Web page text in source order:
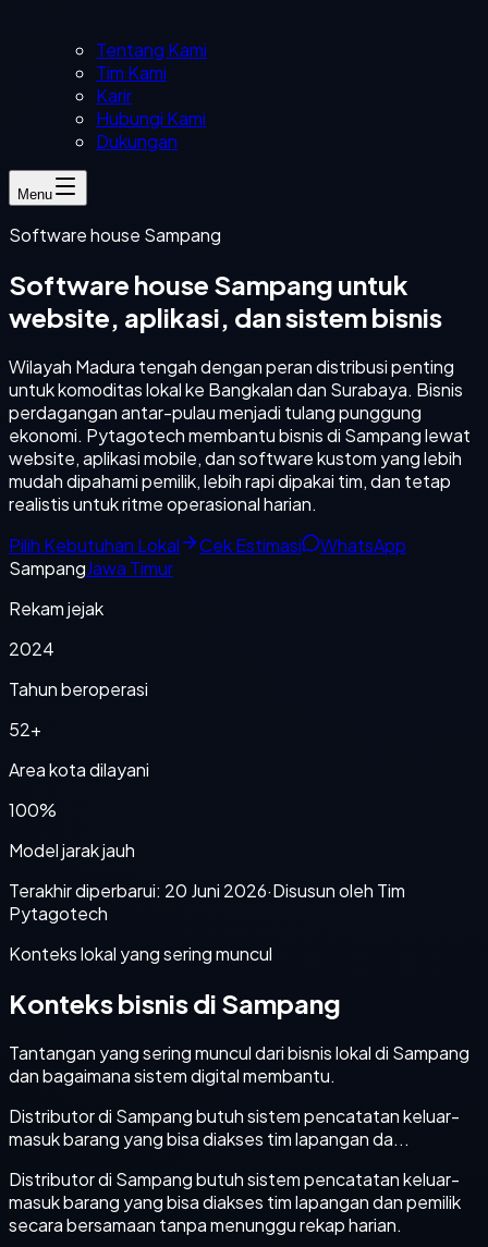
Tentang Kami
Tim Kami
Karir
Hubungi Kami
Dukungan
Menu
Software house Sampang
Software house Sampang untuk
website, aplikasi, dan sistem bisnis
Wilayah Madura tengah dengan peran distribusi penting
untuk komoditas lokal ke Bangkalan dan Surabaya. Bisnis
perdagangan antar-pulau menjadi tulang punggung
ekonomi. Pytagotech membantu bisnis di Sampang lewat
website, aplikasi mobile, dan software kustom yang lebih
mudah dipahami pemilik, lebih rapi dipakai tim, dan tetap
realistis untuk ritme operasional harian.
Pilih Kebutuhan Lokal
Cek Estimasi
WhatsApp
SampangJawa Timur
Rekam jejak
2024
Tahun beroperasi
52+
Area kota dilayani
100%
Model jarak jauh
Terakhir diperbarui: 20 Juni 2026·Disusun oleh Tim
Pytagotech
Konteks lokal yang sering muncul
Konteks bisnis di Sampang
Tantangan yang sering muncul dari bisnis lokal di Sampang
dan bagaimana sistem digital membantu.
Distributor di Sampang butuh sistem pencatatan keluar-
masuk barang yang bisa diakses tim lapangan da...
Distributor di Sampang butuh sistem pencatatan keluar-
masuk barang yang bisa diakses tim lapangan dan pemilik
secara bersamaan tanpa menunggu rekap harian.